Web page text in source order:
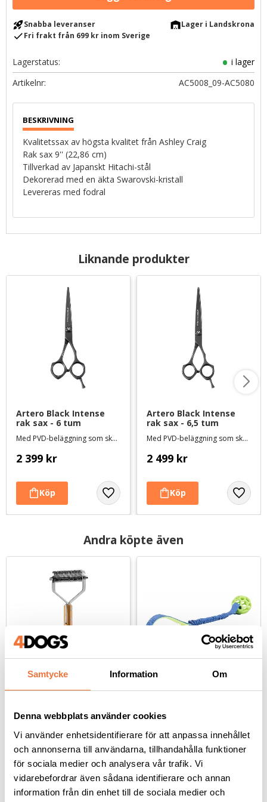
Samtycke Information Om
Denna webbplats använder cookies
Vi använder enhetsidentifierare för att anpassa innehållet
och annonserna till användarna, tillhandahålla funktioner
för sociala medier och analysera vår trafik. Vi
vidarebefordrar även sådana identifierare och annan
information från din enhet till de sociala medier och
rocket_launchSnabba leveranser warehouseLager i Landskrona
checkFri frakt från 699 kr inom Sverige
Lagerstatus
i lager
Artikelnr
AC5008_09-AC5080
Kvalitetssax av högsta kvalitet från Ashley Craig
Rak sax 9'' (22,86 cm)
Tillverkad av Japanskt Hitachi-stål
Dekorerad med en äkta Swarovski-kristall
Levereras med fodral
Liknande produkter
Artero Black Intense
rak sax - 6 tum
Med PVD-beläggning som skyddar mot nickel och korrosion - längd ca 15 cm
2 399 kr
Artero Black Intense
rak sax - 6,5 tum
Med PVD-beläggning som skyddar mot nickel och korrosion - längd ca 16,5 cm
2 499 kr
Andra köpte även
Artero King Nature
underullskarda -
11 blad / 21 blad
339kr
Trixie Bungee Tugger
med expander -
119kr